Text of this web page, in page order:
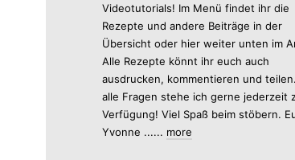
Videotutorials! Im Menü findet ihr die
Rezepte und andere Beiträge in der
Übersicht oder hier weiter unten im
Alle Rezepte könnt ihr euch auch
ausdrucken, kommentieren und
alle Fragen stehe ich gerne jederzeit
Verfügung! Viel Spaß beim stöbern.
Yvonne ...... more